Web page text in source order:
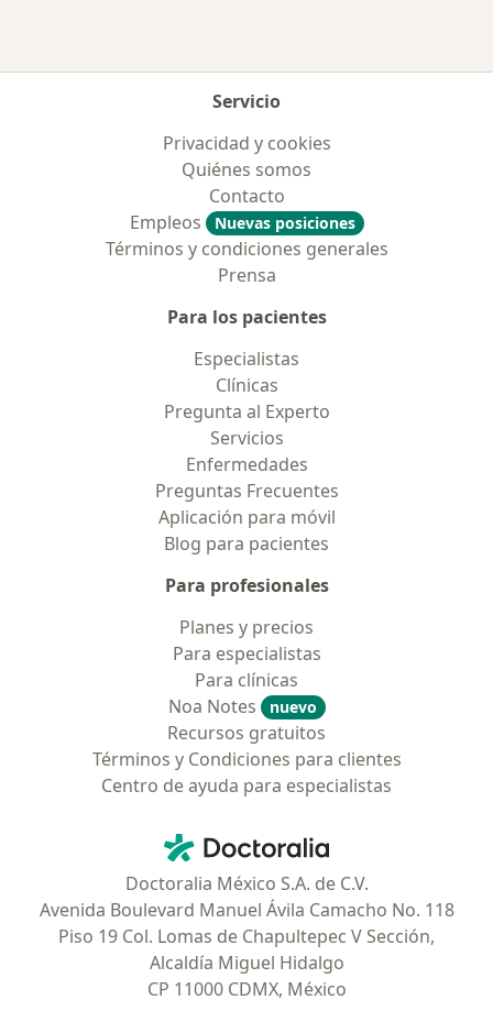
Servicio
Privacidad y cookies
Quiénes somos
Contacto
Empleos
Nuevas posiciones
Términos y condiciones generales
Prensa
Para los pacientes
Especialistas
Clínicas
Pregunta al Experto
Servicios
Enfermedades
Preguntas Frecuentes
Aplicación para móvil
Blog para pacientes
Para profesionales
Planes y precios
Para especialistas
Para clínicas
Noa Notes
nuevo
Recursos gratuitos
Términos y Condiciones para clientes
Centro de ayuda para especialistas
Doctoralia - Página de inicio
Doctoralia México S.A. de C.V.
Avenida Boulevard Manuel Ávila Camacho No. 118
Piso 19 Col. Lomas de Chapultepec V Sección,
Alcaldía Miguel Hidalgo
CP 11000 CDMX, México